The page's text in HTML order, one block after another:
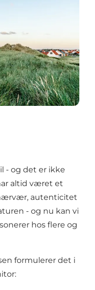
- og det er ikke
altid været et
autenticitet
- og nu kan vi
hos flere og
formulerer det i
: